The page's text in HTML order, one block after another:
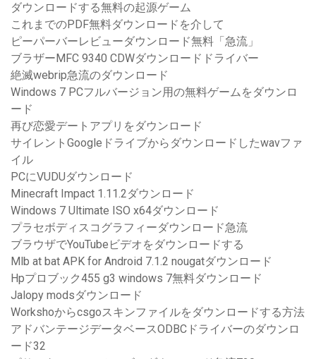
ダウンロードする無料の起源ゲーム
これまでのPDF無料ダウンロードを介して
ピーパーバーレビューダウンロード無料「急流」
ブラザーMFC 9340 CDWダウンロードドライバー
絶滅webrip急流のダウンロード
Windows 7 PCフルバージョン用の無料ゲームをダウンロ
ード
再び恋愛デートアプリをダウンロード
サイレントGoogleドライブからダウンロードしたwavファ
イル
PCにVUDUダウンロード
Minecraft Impact 1.11.2ダウンロード
Windows 7 Ultimate ISO x64ダウンロード
プラセボディスコグラフィーダウンロード急流
ブラウザでYouTubeビデオをダウンロードする
Mlb at bat APK for Android 7.1.2 nougatダウンロード
Hpプロブック455 g3 windows 7無料ダウンロード
Jalopy modsダウンロード
Workshoからcsgoスキンファイルをダウンロードする方法
アドバンテージデータベースODBCドライバーのダウンロ
ード32